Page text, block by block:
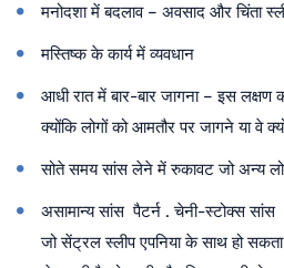
मनोदशा में बदलाव – अवसाद और चिंता
मस्तिष्क के कार्य में व्यवधान
आधी रात में बार-बार जागना – इस लक्षण
क्योंकि लोगों को आमतौर पर जागने या वे
सोते समय सांस लेने में रुकावट जो अन्य
असामान्य सांस पैटर्न . चेनी-स्टोक्स
जो सेंट्रल स्लीप एपनिया के साथ हो